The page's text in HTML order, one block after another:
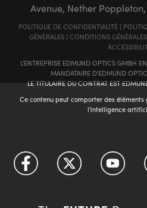
Avenue, Nether Poppleton,
POLITIQUE DE CONFIDENTIALITÉ|
GÉNÈRALES| CONDITIONS
L'ENTREPRISE EDMUND OPTICS GMBH
MANDATAIRE D'EDMUND
LE TITULAIRE DU CONTRAT EST
Ce contenu peut comporter des
l'intelligence